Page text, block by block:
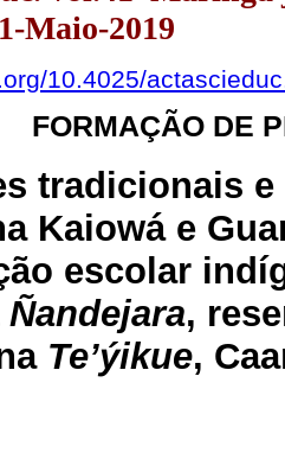
Maio-2019
10.4025/
FORMAÇÃO DE
tradicionais
Kaiowá e
escolar
Ñandejara,
Te’ýikue,